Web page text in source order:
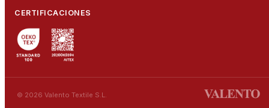
CERTIFICACIONES
© 2026 Valento Textile S.L.